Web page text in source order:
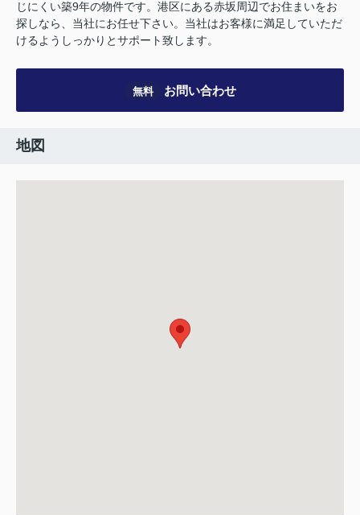
じにくい築9年の物件です。港区にある赤坂周辺でお住まいをお
探しなら、当社にお任せ下さい。当社はお客様に満足していただ
けるようしっかりとサポート致します。
無料 お問い合わせ
地図